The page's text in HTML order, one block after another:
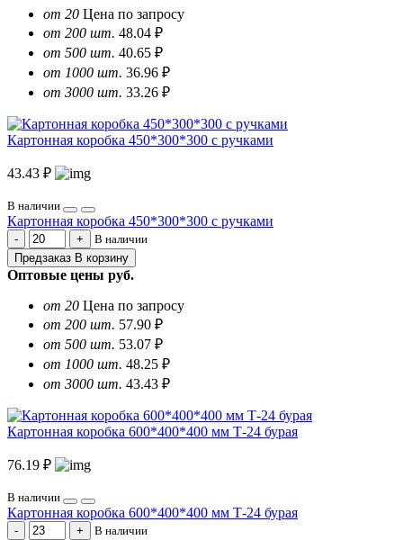
от 20 Цена по запросу
от 200 шт. 48.04 ₽
от 500 шт. 40.65 ₽
от 1000 шт. 36.96 ₽
от 3000 шт. 33.26 ₽
Картонная коробка 450*300*300 с ручками
43.43 ₽
В наличии
Картонная коробка 450*300*300 с ручками
В наличии
Предзаказ В корзину
Оптовые цены руб.
от 20 Цена по запросу
от 200 шт. 57.90 ₽
от 500 шт. 53.07 ₽
от 1000 шт. 48.25 ₽
от 3000 шт. 43.43 ₽
Картонная коробка 600*400*400 мм Т-24 бурая
76.19 ₽
В наличии
Картонная коробка 600*400*400 мм Т-24 бурая
В наличии